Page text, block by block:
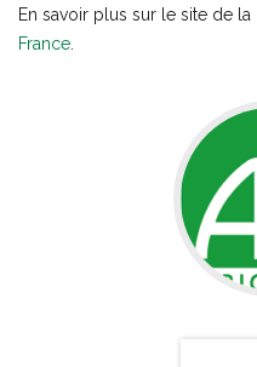
En savoir plus sur le site de la
France